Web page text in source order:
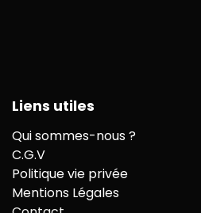
Liens utiles
Qui sommes-nous ?
C.G.V
Politique vie privée
Mentions Légales